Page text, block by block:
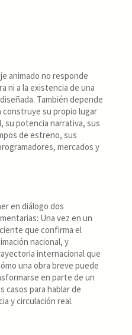
animado no responde
ni a la existencia de una
También depende
construye su propio lugar
su potencia narrativa, sus
de estreno, sus
mercados y
en diálogo dos
Una vez en un
que confirma el
nacional, y
internacional que
una obra breve puede
en parte de un
casos para hablar de
y circulación real.